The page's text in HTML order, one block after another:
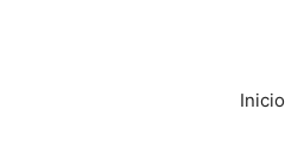
Inicio